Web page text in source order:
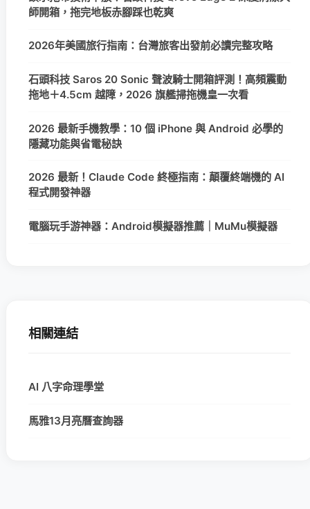
師開箱，拖完地板赤腳踩也乾爽
2026年美國旅行指南：台灣旅客出發前必讀完整攻略
石頭科技 Saros 20 Sonic 聲波騎士開箱評測！高頻震動
拖地＋4.5cm 越障，2026 旗艦掃拖機皇一次看
2026 最新手機教學：10 個 iPhone 與 Android 必學的
隱藏功能與省電秘訣
2026 最新！Claude Code 終極指南：顛覆終端機的 AI
程式開發神器
電腦玩手游神器：Android模擬器推薦｜MuMu模擬器
相關連結
AI 八字命理學堂
馬雅13月亮曆查詢器